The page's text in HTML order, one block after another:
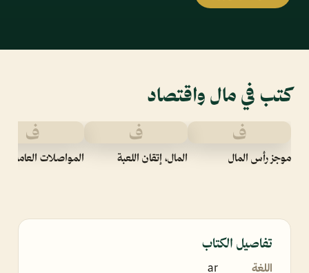
كتب في مال واقتصاد
ف
موجز رأس المال
ف
المال، إتقان اللعبة
ف
المواصلات العامة
تفاصيل الكتاب
اللغة ar